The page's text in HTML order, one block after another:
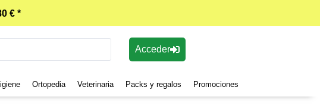
€ *
Acceder
Ortopedia Veterinaria Packs y regalos Promociones